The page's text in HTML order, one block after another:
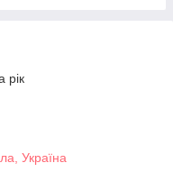
рік
Україна